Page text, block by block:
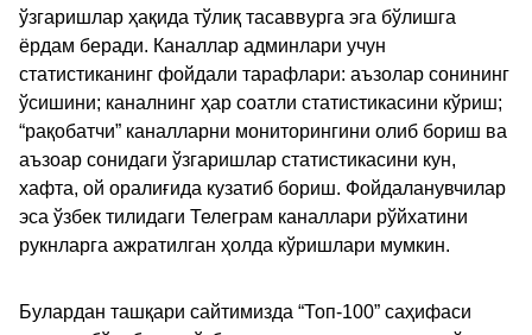
ўзгаришлар ҳақида тўлиқ тасаввурга эга бўлишга
ёрдам беради. Каналлар админлари учун
статистиканинг фойдали тарафлари: аъзолар сонининг
ўсишини; каналнинг ҳар соатли статистикасини кўриш;
“рақобатчи” каналларни мониторингини олиб бориш ва
аъзоар сонидаги ўзгаришлар статистикасини кун,
хафта, ой оралиғида кузатиб бориш. Фойдаланувчилар
эса ўзбек тилидаги Телеграм каналлари рўйхатини
рукнларга ажратилган ҳолда кўришлари мумкин.
Булардан ташқари сайтимизда “Топ-100” саҳифаси